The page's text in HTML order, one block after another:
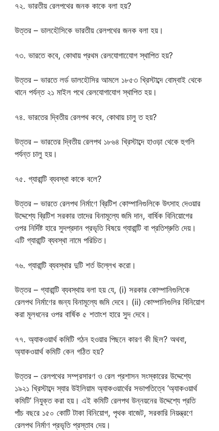
৭২. ভারতীয় রেলপথের জনক কাকে বলা হয়?
উত্তর – ডালহৌসিকে ভারতীয় রেলপথের জনক বলা হয়।
৭৩. ভারতে কবে, কোথায় প্রথম রেলযোগাযোেগ স্থাপিত হয়?
উত্তর – ভারতে লর্ড ডালহৌসির আমলে ১৮৫৩ খ্রিস্টাব্দে বোম্বাই থেকে
থানে পর্যন্ত ২১ মাইল পথে রেলযোগাযোগ স্থাপিত হয়।
৭৪. ভারতের দ্বিতীয় রেলপথ কবে, কোথায় চালু ত হয়?
উত্তর – ভারতের দ্বিতীয় রেলপথ ১৮৬৪ খ্রিস্টাব্দে হাওড়া থেকে হুগলি
পর্যন্ত চালু হয়।
৭৫. গ্যারান্টি ব্যবস্থা কাকে বলে?
উত্তর – ভারতে রেলপথ নির্মাণে ব্রিটিশ কোম্পানিগুলিকে উৎসাহ দেওয়ার
উদ্দেশ্যে ব্রিটিশ সরকার তাদের বিনামূল্যে জমি দান, বার্ষিক বিনিয়োগের
ওপর নির্দিষ্ট হারে সুদপ্রদান প্রভৃতি বিষয়ে গ্যারান্টি বা প্রতিশ্রুতি দেয়।
এটি গ্যারান্টি ব্যবস্থা নামে পরিচিত।
৭৬. গ্যারান্টি ব্যবস্থার দুটি শর্ত উল্লেখ করো।
উত্তর – গ্যারান্টি ব্যবস্থায় বলা হয় যে, (i) সরকার কোম্পানিগুলিকে
রেলপথ নির্মাণের জন্য বিনামূল্যে জমি দেবে। (ii) কোম্পানিগুলির বিনিয়োগ
করা মূলধনের ওপর বার্ষিক ৫ শতাংশ হারে সুদ দেবে।
৭৭. অ্যাকওয়ার্থ কমিটি গঠন হওয়ার পিছনে কারণ কী ছিল? অথবা,
অ্যাকওয়ার্থ কমিটি কেন গঠিত হয়?
উত্তর – রেলপথের সম্প্রসারণ ও রেল প্রশাসন সংস্কারের উদ্দেশ্যে
১৯২১ খ্রিস্টাব্দে স্যার উইলিয়াম অ্যাকওয়ার্থের সভাপতিত্বে ‘অ্যাকওয়ার্থ
কমিটি’ নিযুক্ত করা হয়। এই কমিটি রেলপথ উন্নয়নের উদ্দেশ্যে প্রতি
পাঁচ বছরে ১৫০ কোটি টাকা বিনিয়োগ, পৃথক বাজেট, সরকারি নিয়ন্ত্রণে
রেলপথ নির্মাণ প্রভৃতি প্রস্তাব দেয়।